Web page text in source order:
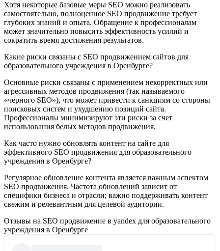
Хотя некоторые базовые меры SEO можно реализовать
самостоятельно, полноценное SEO продвижение требует
глубоких знаний и опыта. Обращение к профессионалам
может значительно повысить эффективность усилий и
сократить время достижения результатов.
Какие риски связаны с SEO продвижением сайтов для
образовательного учреждения в Оренбурге?
Основные риски связаны с применением некорректных или
агрессивных методов продвижения (так называемого
«черного SEO»), что может привести к санкциям со стороны
поисковых систем и ухудшению позиций сайта.
Профессионалы минимизируют эти риски за счет
использования белых методов продвижения.
Как часто нужно обновлять контент на сайте для
эффективного SEO продвижения для образовательного
учреждения в Оренбурге?
Регулярное обновление контента является важным аспектом
SEO продвижения. Частота обновлений зависит от
специфики бизнеса и отрасли; важно поддерживать контент
свежим и релевантным для целевой аудитории.
Отзывы на SEO продвижение в yandex для образовательного
учреждения в Оренбурге